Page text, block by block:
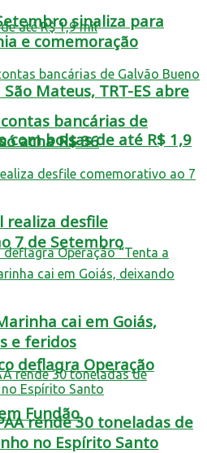
Mateus, TRT-ES abre
com bolsas de até R$ 1,9
deflagra Operação
Fundão
sinaliza para
e comemoração
bancárias de
acha R$ 36
realiza desfile
7 de Setembro
cai em Goiás,
e feridos
rende 30 toneladas de
no Espírito Santo